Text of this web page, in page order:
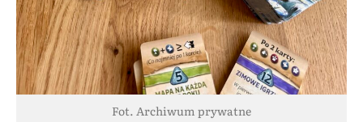
Fot. Archiwum prywatne